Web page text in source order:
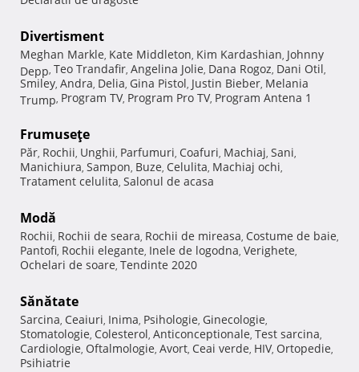
Divertisment
Meghan Markle, Kate Middleton, Kim Kardashian, Johnny
Depp, Teo Trandafir, Angelina Jolie, Dana Rogoz, Dani Otil,
Smiley, Andra, Delia, Gina Pistol, Justin Bieber, Melania
Trump, Program TV, Program Pro TV, Program Antena 1
Frumuseţe
Păr, Rochii, Unghii, Parfumuri, Coafuri, Machiaj, Sani,
Manichiura, Sampon, Buze, Celulita, Machiaj ochi,
Tratament celulita, Salonul de acasa
Modă
Rochii, Rochii de seara, Rochii de mireasa, Costume de baie,
Pantofi, Rochii elegante, Inele de logodna, Verighete,
Ochelari de soare, Tendinte 2020
Sănătate
Sarcina, Ceaiuri, Inima, Psihologie, Ginecologie,
Stomatologie, Colesterol, Anticonceptionale, Test sarcina,
Cardiologie, Oftalmologie, Avort, Ceai verde, HIV, Ortopedie,
Psihiatrie